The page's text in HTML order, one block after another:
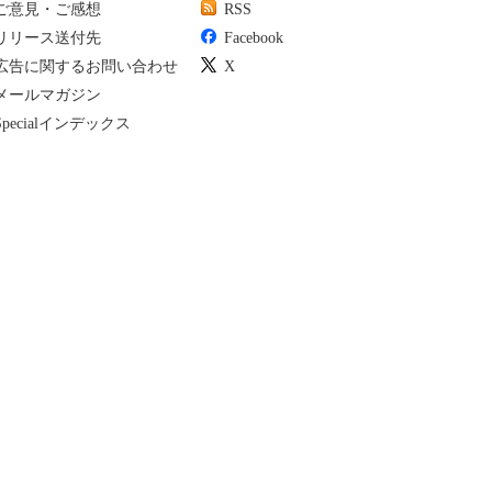
意見・ご感想
リース送付先
告に関するお問い合わせ
ールマガジン
インデックス
RSS
Facebook
X